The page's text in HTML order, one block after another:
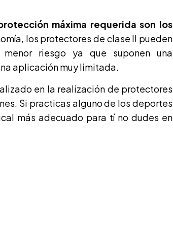
máxima requerida son los
los protectores de clase II pueden
riesgo ya que suponen una
aplicación muy limitada.
en la realización de protectores
Si practicas alguno de los deportes
más adecuado para tí no dudes en